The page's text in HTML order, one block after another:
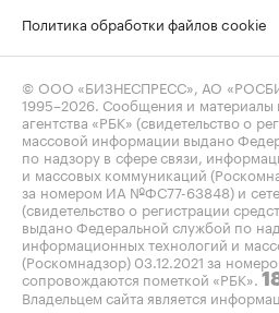
Политика обработки файлов cookie
© ООО «БИЗНЕСПРЕСС», АО
1995–2026 . Сообщения и
агентства «РБК» (свидетельство о
массовой информации выдано
по надзору в сфере связи,
и массовых коммуникаций
за номером ИА №ФС77-63848) и
(свидетельство о регистрации
выдано Федеральной службой по
информационных технологий и
(Роскомнадзор) 03.12.2021 за
сопровождаются пометкой «РБК».
Владельцем сайта является